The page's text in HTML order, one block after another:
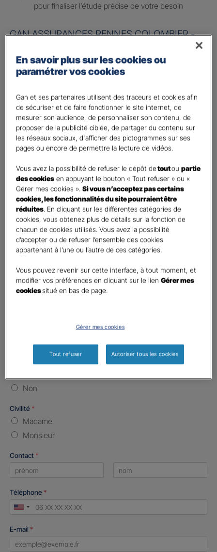
pour finaliser l’étude précise de votre besoin
GAN ASSURANCES RENNES COLOMBIER -
Information sur votre besoin :
Quels sont vos besoins ?
Préparer ma retraite
Percevoir un complément de revenu régulier à la
retraite
Percevoir un capital
Etes-vous déjà titulaire d’un contrat Retraite ? *
Oui
Non
Quel est votre statut professionnel ? *
TNS (Travailleur non salarié)
Salarié
Autre
Le saviez-vous ?
Non
Civilité *
Madame
Monsieur
Contact *
Téléphone *
United
+1
E-mail *
En savoir plus sur les cookies ou
paramétrer vos cookies
Gan et ses partenaires utilisent des traceurs et cookies afin
de sécuriser et de faire fonctionner le site internet, de
mesurer son audience, de personnaliser son contenu, de
proposer de la publicité ciblée, de partager du contenu sur
les réseaux sociaux, d'afficher des pictogrammes sur ses
pages ou encore de permettre la lecture de vidéos.
Vous avez la possibilité de refuser le dépôt detoutoupartie
des cookies en appuyant le bouton « Tout refuser » ou «
Gérer mes cookies ».Si vous n’acceptez pas certains
cookies, les fonctionnalités du site pourraient être
réduites . En cliquant sur les différentes catégories de
cookies, vous obtenez plus de détails sur la fonction de
chacun de cookies utilisés. Vous avez la possibilité
d’accepter ou de refuser l’ensemble des cookies
appartenant à l’une ou l’autre de ces catégories.
Vous pouvez revenir sur cette interface, à tout moment, et
modifier vos préférences en cliquant sur le lienGérer mes
cookiessitué en bas de page.
Gérer mes cookies
Tout refuser Autoriser tous les cookies